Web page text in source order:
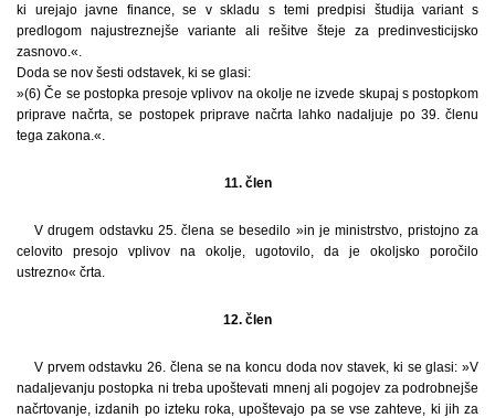
ki urejajo javne finance, se v skladu s temi predpisi študija variant s
predlogom najustreznejše variante ali rešitve šteje za predinvesticijsko
zasnovo.«.
Doda se nov šesti odstavek, ki se glasi:
»(6) Če se postopka presoje vplivov na okolje ne izvede skupaj s postopkom
priprave načrta, se postopek priprave načrta lahko nadaljuje po 39. členu
tega zakona.«.
11. člen
V drugem odstavku 25. člena se besedilo »in je ministrstvo, pristojno za
celovito presojo vplivov na okolje, ugotovilo, da je okoljsko poročilo
ustrezno« črta.
12. člen
V prvem odstavku 26. člena se na koncu doda nov stavek, ki se glasi: »V
nadaljevanju postopka ni treba upoštevati mnenj ali pogojev za podrobnejše
načrtovanje, izdanih po izteku roka, upoštevajo pa se vse zahteve, ki jih za